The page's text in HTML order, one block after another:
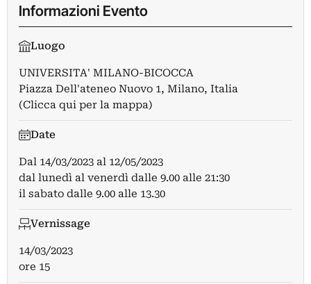
Informazioni Evento
Luogo
UNIVERSITA' MILANO-BICOCCA
Piazza Dell'ateneo Nuovo 1, Milano, Italia
(Clicca qui per la mappa)
Date
Dal 14/03/2023 al 12/05/2023
dal lunedì al venerdì dalle 9.00 alle 21:30
il sabato dalle 9.00 alle 13.30
Vernissage
14/03/2023
ore 15